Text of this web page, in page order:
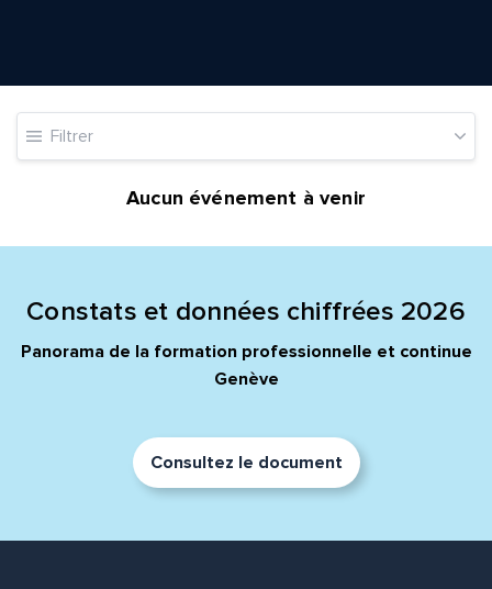
Filtrer
Aucun événement à venir
Constats et données chiffrées 2026
Panorama de la formation professionnelle et continue
Genève
Consultez le document